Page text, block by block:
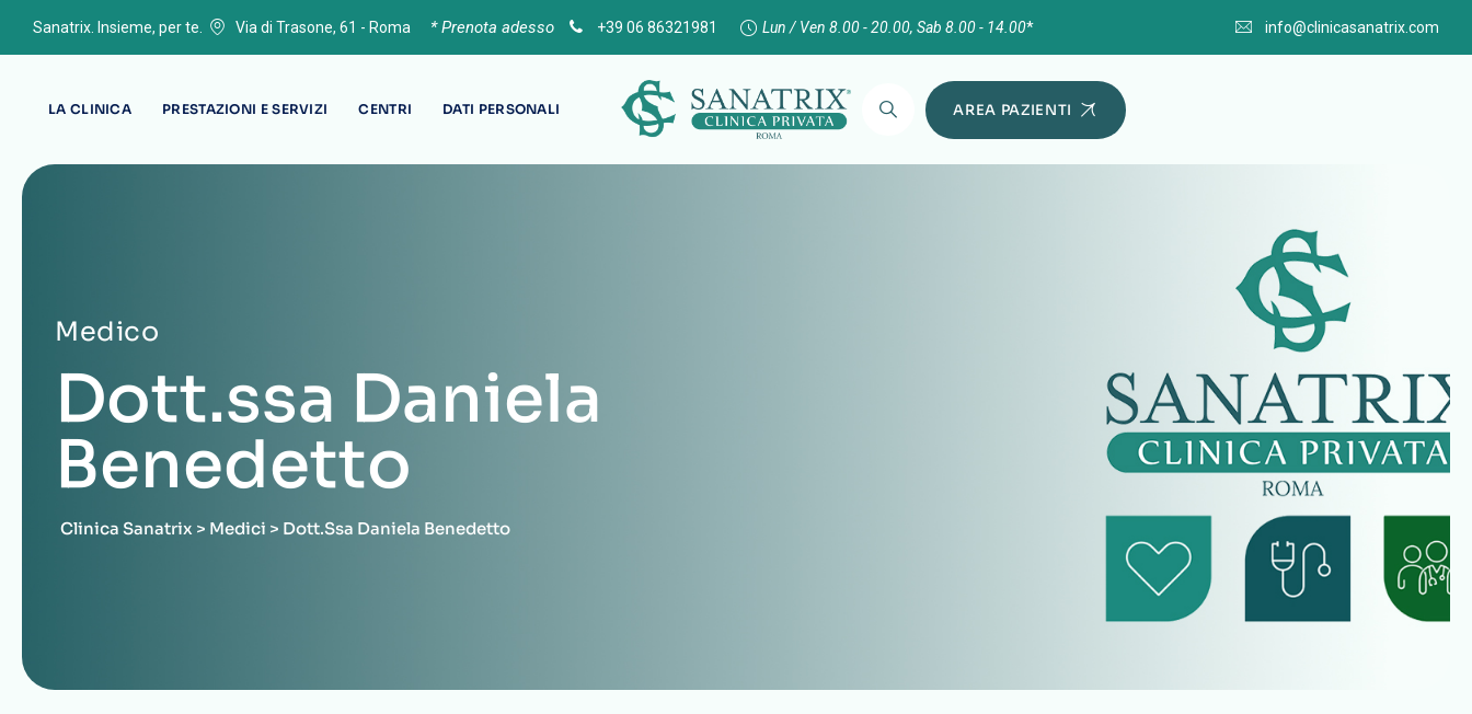
Sanatrix. Insieme, per te. Via di Trasone, 61 - Roma * Prenota adesso +39 06 86321981 Lun / Ven 8.00 - 20.00, Sab 8.00 - 14.00* info@clinicasanatrix.com
LA CLINICA PRESTAZIONI E SERVIZI CENTRI DATI PERSONALI AREA PAZIENTI
Medico
Dott.ssa Daniela
Benedetto
Clinica Sanatrix > Medici > Dott.ssa Daniela Benedetto